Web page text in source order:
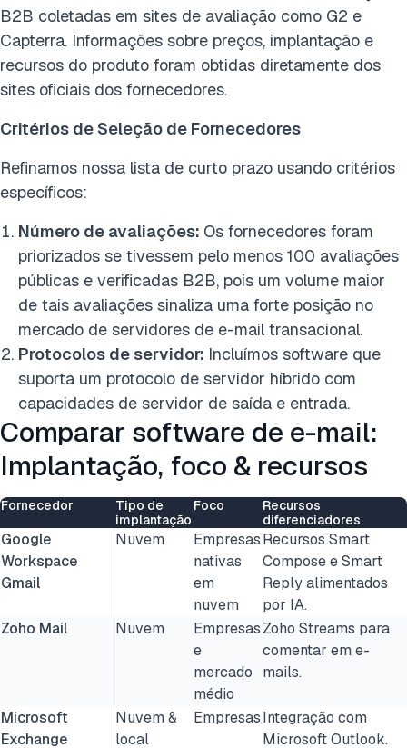
B2B coletadas em sites de avaliação como G2 e
Capterra. Informações sobre preços, implantação e
recursos do produto foram obtidas diretamente dos
sites oficiais dos fornecedores.
Critérios de Seleção de Fornecedores
Refinamos nossa lista de curto prazo usando critérios
específicos:
Número de avaliações: Os fornecedores foram
priorizados se tivessem pelo menos 100 avaliações
públicas e verificadas B2B, pois um volume maior
de tais avaliações sinaliza uma forte posição no
mercado de servidores de e-mail transacional.
Protocolos de servidor: Incluímos software que
suporta um protocolo de servidor híbrido com
capacidades de servidor de saída e entrada.
Comparar software de e-mail:
Implantação, foco & recursos
Fornecedor
Tipo de
implantação
Foco
Recursos
diferenciadores
Google
Workspace
Gmail
Nuvem
Empresas
nativas
em
nuvem
Recursos Smart
Compose e Smart
Reply alimentados
por IA.
Zoho Mail
Nuvem
Empresas
e
mercado
médio
Zoho Streams para
comentar em e-
mails.
Microsoft
Exchange
Nuvem &
local
EmpresasIntegração com
Microsoft Outlook.